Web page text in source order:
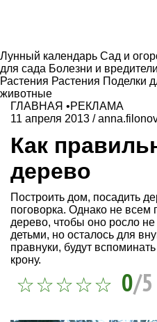
Лунный календарь Сад и
для сада Болезни и вредители
Растения Растения Поделки
животные
ГЛАВНАЯ •РЕКЛАМА
11 апреля 2013 /
Как
дерево
Построить дом, посадить
поговорка. Однако не всем
дерево, чтобы оно росло
детьми, но осталось для
правнуки, будут
крону.
0/5